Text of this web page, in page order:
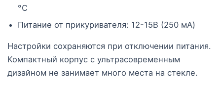
°C
Питание от прикуривателя: 12-15B (250 мА)
Настройки сохраняются при отключении питания.
Компактный корпус с ультрасовременным
дизайном не занимает много места на стекле.